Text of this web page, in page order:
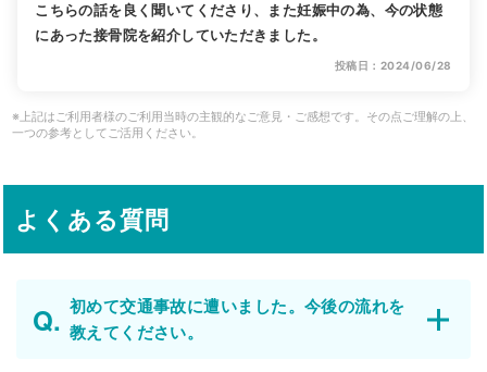
こちらの話を良く聞いてくださり、また妊娠中の為、今の状態
にあった接骨院を紹介していただきました。
投稿日：2024/06/28
※上記はご利用者様のご利用当時の主観的なご意見・ご感想です。その点ご理解の上、
一つの参考としてご活用ください。
よくある質問
初めて交通事故に遭いました。今後の流れを
教えてください。